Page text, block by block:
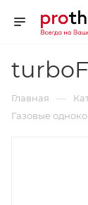
Главная —
Газовые